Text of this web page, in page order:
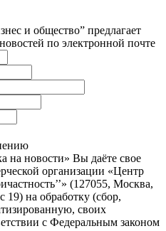
и общество” предлагает
по электронной почте
на новости» Вы даёте свое
организации «Центр
(127055, Москва,
19) на обработку (сбор,
своих
с Федеральным законом